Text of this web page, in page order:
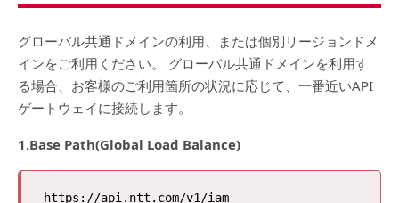
グローバル共通ドメインの利用、または個別リージョンドメ
インをご利用ください。 グローバル共通ドメインを利用す
る場合、お客様のご利用箇所の状況に応じて、一番近いAPI
ゲートウェイに接続します。
1.Base Path(Global Load Balance)